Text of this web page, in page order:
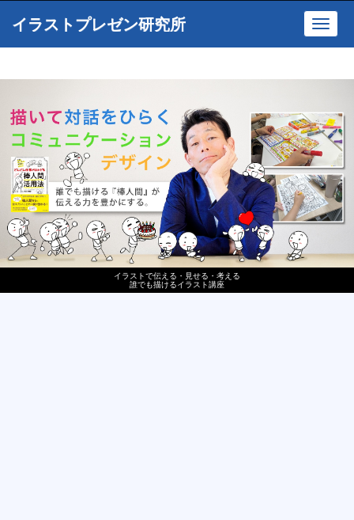
イラストで伝える・見せる・考える
誰でも描けるイラスト講座
イラストプレゼン研究所